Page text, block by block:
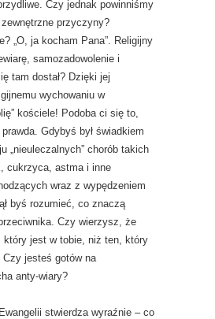
Czy jednak powinniśmy
przyczyny?
„O, ja kocham Pana”. Religijny
samozadowolenie i
tam dostał? Dzięki jej
wychowaniu w
kościele! Podoba ci się to,
Gdybyś był świadkiem
„nieuleczalnych” chorób takich
cukrzyca, astma i inne
wraz z wypędzeniem
byś rozumieć, co znaczą
Czy wierzysz, że
który jest w tobie, niż ten, który
jesteś gotów na
anty-wiary?
stwierdza wyraźnie – co